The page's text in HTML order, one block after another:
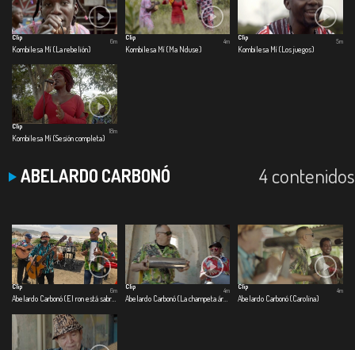
Clip
Kombilesa Mí (La rebelión)
6m
Clip
Kombilesa Mí (Ma Nduse)
4m
Clip
Kombilesa Mí (Los juegos)
5m
Clip
Kombilesa Mí (Sesión completa)
18m
ABELARDO CARBONÓ 4 contenidos
Clip
6m
Clip
Abelardo Carbonó (La champeta árabe)
4m
Clip
Abelardo Carbonó (Carolina)
4m